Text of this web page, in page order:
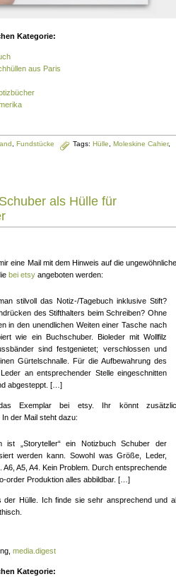
Kategorie:
aus Paris
Fundstücke Tags: Hülle Moleskine Cahier,
als Hülle für
eine Mail mit dem Hinweis auf die
bei etsy angeboten werden:
stilvoll das Notiz-/Tagebuch inklusive Stift?
des Stifthalters beim Schreiben? Ohne
in den unendlichen Weiten einer Tasche nach
wie ein Buchschuber. Bioleder mit Wollfilz
sind festgenietet; verschlossen und
Gürtelschnalle. Für die Aufbewahrung des
an entsprechender Stelle eingeschnitten
abgesteppt. […]
Exemplar bei etsy. Ihr könnt
der Mail steht dazu:
ist „Storyteller“ ein Notizbuch Schuber der
werden kann. Sowohl was Größe, Leder,
A6, A5, A4. Kein Problem. Durch entsprechende
order Produktion alles abbildbar. […]
Hülle. Ich finde sie sehr ansprechend und
media.digest
Kategorie: